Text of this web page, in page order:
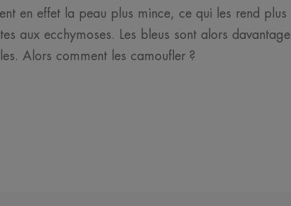
en effet la peau plus mince, ce qui les rend plus
aux ecchymoses. Les bleus sont alors davantage
Alors comment les camoufler ?